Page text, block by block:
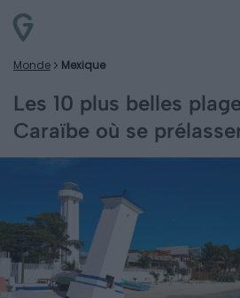
Monde Mexique
Les 10 plus belles
Caraïbe où se